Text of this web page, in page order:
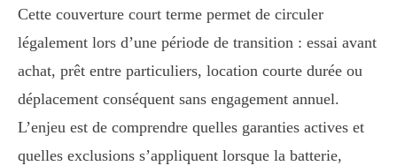
Cette couverture court terme permet de circuler
légalement lors d’une période de transition : essai avant
achat, prêt entre particuliers, location courte durée ou
déplacement conséquent sans engagement annuel.
L’enjeu est de comprendre quelles garanties actives et
quelles exclusions s’appliquent lorsque la batterie,